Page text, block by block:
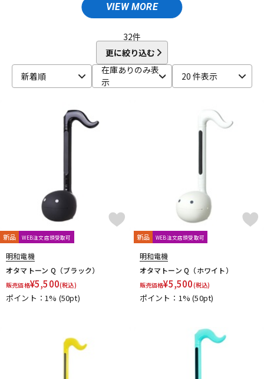
パーカッション
DJ機器
DTM オンライン納品 レコーディング機器
配信/ライブ機器 楽器アクセサリ
VIEW MORE
Ikebe Original JAM Pedals
MONO MUSICNOMAD
PIERMARIA
Pro-mark
Teenage Engineering
Universal Audio
UTAET VALETON WALRUS AUDIO
32件
更に絞り込む
新着順
在庫ありのみ表
示
20 件表示
新品 WEB注文店頭受取可
明和電機
オタマトーン Q（ブラック）
販売価格¥5,500(税込)
ポイント：1% (50pt)
新品 WEB注文店頭受取可
明和電機
オタマトーン Q（ホワイト）
販売価格¥5,500(税込)
ポイント：1%(50pt)